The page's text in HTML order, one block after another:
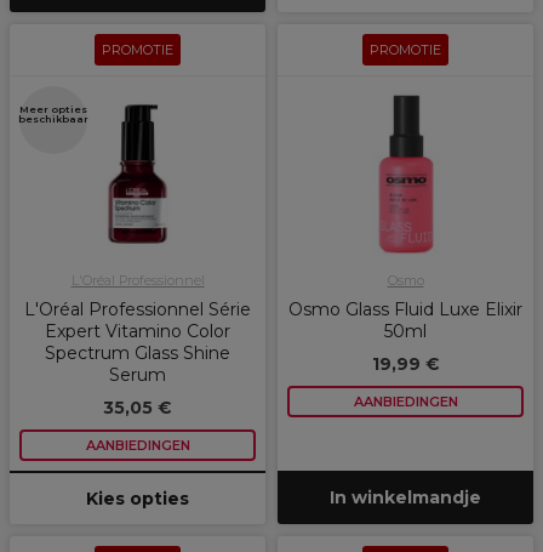
PROMOTIE
Meer opties
beschikbaar
L'Oréal Professionnel
L'Oréal Professionnel Série
Expert Vitamino Color
Spectrum Glass Shine
Serum
35,05 €
AANBIEDINGEN
Kies opties
PROMOTIE
Osmo
Osmo Glass Fluid Luxe Elixir
50ml
19,99 €
AANBIEDINGEN
In winkelmandje